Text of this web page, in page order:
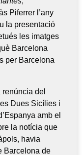
Piferrer l’any
la presentació
les imatges
Barcelona
per Barcelona
renúncia del
Dues Sicílies i
amb el
la notícia que
havia
Barcelona de